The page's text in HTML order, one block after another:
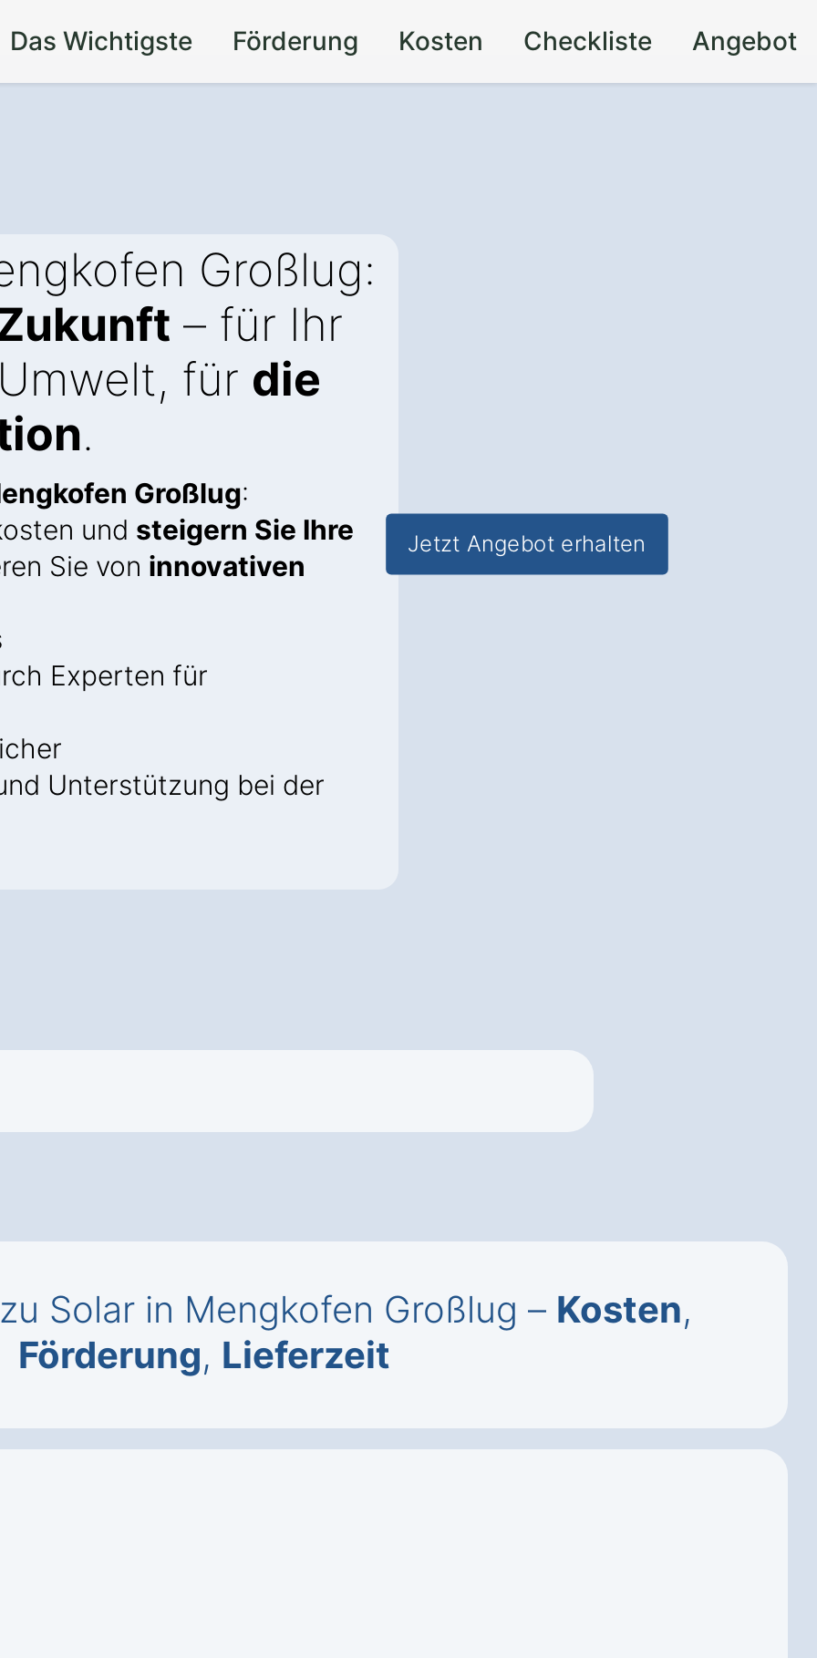
Das Wichtigste Förderung Kosten Checkliste Angebot
Großlug:
– für Ihr
für die
.
Großlug:
und steigern Sie Ihre
Sie von innovativen
Experten für
Unterstützung bei der
Jetzt Angebot erhalten
zu Solar in Mengkofen Großlug – Kosten,
Förderung, Lieferzeit